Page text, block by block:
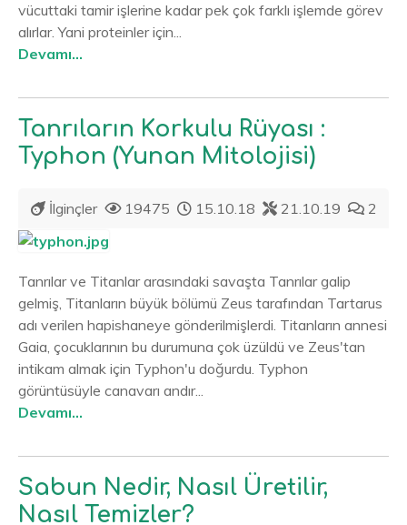
vücuttaki tamir işlerine kadar pek çok farklı işlemde görev
alırlar. Yani proteinler için...
Devamı...
Tanrıların Korkulu Rüyası :
Typhon (Yunan Mitolojisi)
İlginçler 19475 15.10.18 21.10.19 2
Tanrılar ve Titanlar arasındaki savaşta Tanrılar galip
gelmiş, Titanların büyük bölümü Zeus tarafından Tartarus
adı verilen hapishaneye gönderilmişlerdi. Titanların annesi
Gaia, çocuklarının bu durumuna çok üzüldü ve Zeus'tan
intikam almak için Typhon'u doğurdu. Typhon
görüntüsüyle canavarı andır...
Devamı...
Sabun Nedir, Nasıl Üretilir,
Nasıl Temizler?